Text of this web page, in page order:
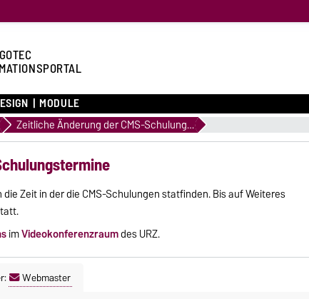
MODULE
Zeitliche Änderung der CMS-Schulungstermine
Zeit in der die CMS-Schulungen statfinden. Bis auf Weiteres
imVideokonferenzraumdes URZ.
Webmaster